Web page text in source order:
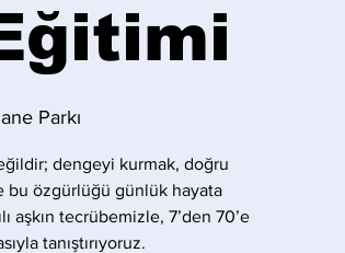
Parkı
dengeyi kurmak, doğru
bu özgürlüğü günlük hayata
aşkın tecrübemizle, 7’den 70’e
tanıştırıyoruz.